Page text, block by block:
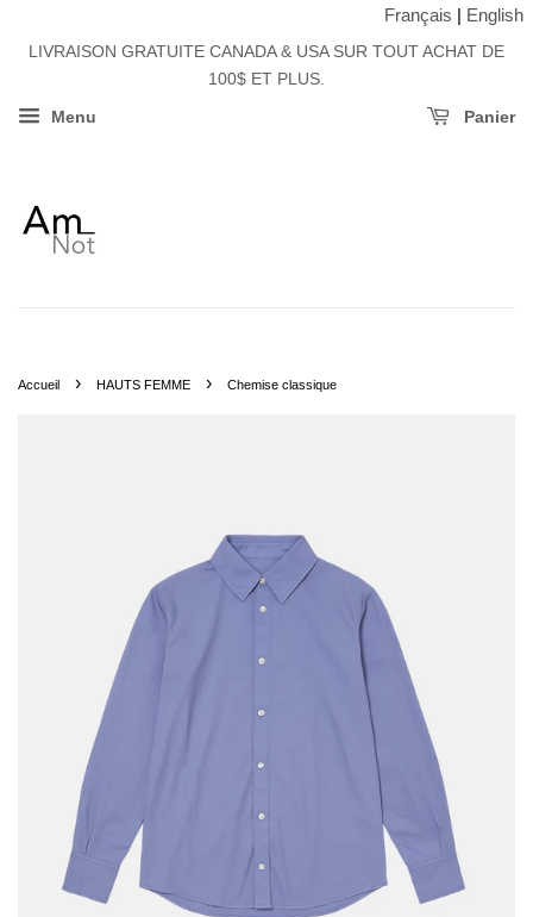
Français | English
LIVRAISON GRATUITE CANADA & USA SUR TOUT ACHAT DE
100$ ET PLUS.
Menu Panier
Accueil › HAUTS FEMME › Chemise classique